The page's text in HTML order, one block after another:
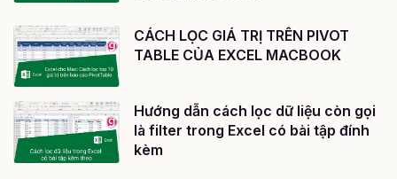
CÁCH LỌC GIÁ TRỊ TRÊN PIVOT
TABLE CỦA EXCEL MACBOOK
Hướng dẫn cách lọc dữ liệu còn gọi
là filter trong Excel có bài tập đính
kèm